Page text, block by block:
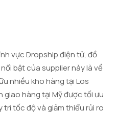
vực Dropship điện tử, đồ
bật của supplier này là về
nhiều kho hàng tại Los
giao hàng tại Mỹ được tối ưu
trì tốc độ và giảm thiểu rủi ro